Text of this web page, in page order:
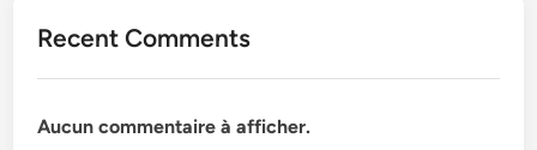
Recent Comments
Aucun commentaire à afficher.